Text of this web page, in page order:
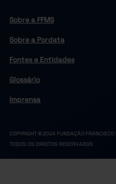
Sobre a FFMS
Sobre a Pordata
Fontes e Entidades
Glossário
Imprensa
COPYRIGHT © 2024 FUNDAÇÃO
TODOS OS DIREITOS RESERVADOS